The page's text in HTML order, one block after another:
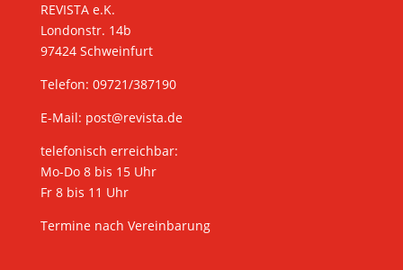
REVISTA e.K.
Londonstr. 14b
97424 Schweinfurt
Telefon: 09721/387190
E-Mail: post@revista.de
telefonisch erreichbar:
Mo-Do 8 bis 15 Uhr
Fr 8 bis 11 Uhr
Termine nach Vereinbarung